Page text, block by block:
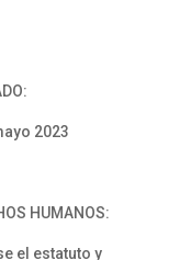
2023
HUMANOS:
el estatuto y